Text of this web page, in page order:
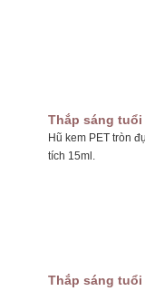
Thắp sáng tuổi
Hũ kem PET tròn
tích 15ml.
Thắp sáng tuổi